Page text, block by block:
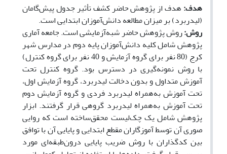
هدف: هدف از پژوهش حاضر کشفتأثیر جدول پیش‌گامان
(لیدربرد) بر میزان مطالعه دانش‌آموزان ابتدایی است.
روش:روش پژوهش حاضر شبه‌آزمایشی است. جامعه آماری
پژوهش شامل کلیه دانش‌آموزان پایه دوم در مدارس شهر
کرج (80 نفر برای گروه آزمایش و 40 نفر برای گروه کنترل)
با روش نمونه‌گیری در دسترس بود. گروه کنترل تحت
آموزش متداول و بدون دخالت لیدربرد، گروه آزمایش اول،
تحت آموزش به‌همراه لیدربرد فردی و گروه آزمایش دوم
تحت آموزش به‌همراه لیدربرد گروهی قرار گرفتند. ابزار
پژوهش شامل یک چک‌‌لیست محقق‌ساخته است که روایی
صوری آن توسط آموزگاران مقطع ابتدایی و پایایی آن با توافق
بین کدگذاران با روش ضریب پایایی درون‌طبقه‌‌ای مورد